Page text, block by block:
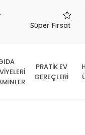
Süper Fırsat
PRATİK EV
GEREÇLERİ